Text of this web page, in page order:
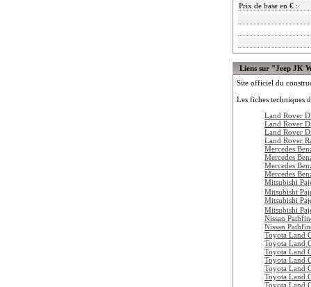
Prix de base en € :
Liens sur "Jeep JK
Site officiel du
Les fiches techniques
Land Rover
Land Rover
Land Rover
Land Rover
Mercedes
Mercedes
Mercedes
Mercedes
Mitsubishi
Mitsubishi
Mitsubishi
Mitsubishi
Nissan
Nissan
Toyota Land
Toyota Land
Toyota Land
Toyota Land
Toyota Land
Toyota Land
Toyota Land